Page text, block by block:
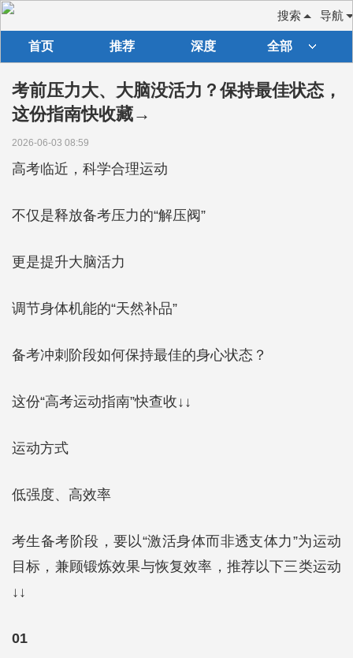
导航
搜索
首页 推荐 深度 全部
考前压力大、大脑没活力？保持最佳状态，
这份指南快收藏→
2026-06-03 08:59
高考临近，科学合理运动
不仅是释放备考压力的“解压阀”
更是提升大脑活力
调节身体机能的“天然补品”
备考冲刺阶段如何保持最佳的身心状态？
这份“高考运动指南”快查收↓↓
运动方式
低强度、高效率
考生备考阶段，要以“激活身体而非透支体力”为运动
目标，兼顾锻炼效果与恢复效率，推荐以下三类运动
↓↓
01